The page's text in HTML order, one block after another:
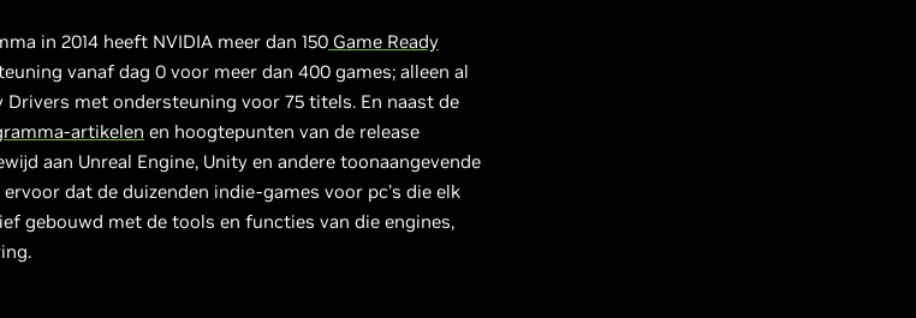
in 2014 heeft NVIDIA meer dan 150 Game Ready
vanaf dag 0 voor meer dan 400 games; alleen al
Drivers met ondersteuning voor 75 titels. En naast de
artikelen en hoogtepunten van de release
aan Unreal Engine, Unity en andere toonaangevende
dat de duizenden indie-games voor pc's die elk
gebouwd met de tools en functies van die engines,